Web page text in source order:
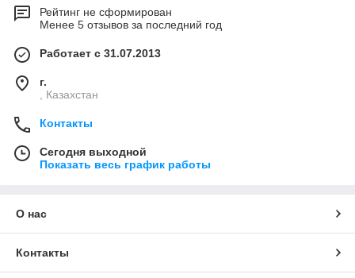
Рейтинг не сформирован
Менее 5 отзывов за последний год
Работает с 31.07.2013
г.
, Казахстан
Контакты
Сегодня выходной
Показать весь график работы
О нас
Контакты